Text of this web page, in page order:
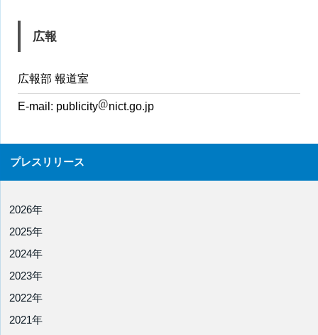
広報
広報部 報道室
E-mail: publicity nict.go.jp
プレスリリース
2026年
2025年
2024年
2023年
2022年
2021年